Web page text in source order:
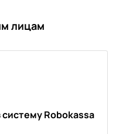
лицам
Robokassa